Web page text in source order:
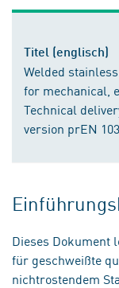
Titel (englisch)
Welded
for mechanical,
Technical
version prEN
Dieses Dokument
für geschweißte
nichtrostendem